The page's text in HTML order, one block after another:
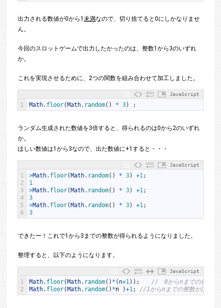
出力される数値が0から1未満なので、切り捨てると0にしかなりませ
ん。
今回のスロットゲームで出力したかったのは、整数1から3のいずれ
か。
これを実現させるために、2つの関数を組み合わせて加工しました。
JavaScript
1 Math. floor( Math. random( ) * 3) ;
ランダム生成された数値を3倍すると、得られるのは0から2のいずれ
か。
ほしい数値は1から3なので、出た数値に+1すると・・・
JavaScript
1
2
3
4
5
6
>Math. floor( Math. random( ) * 3) +1;
1
>Math. floor( Math. random( ) * 3) +1;
3
>Math. floor( Math. random( ) * 3) +1;
3
できたー！これで1から3までの整数が得られるようになりました。
整理すると、以下のようになります。
JavaScript
1
2
Math. floor( Math. random( ) * ( n+1) ) ;
//　0からnまでの整数が
Math. floor( Math. random( ) *n )+1; //1からnまでの整数がほしい